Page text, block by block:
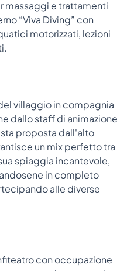
massaggi e trattamenti
“Viva Diving” con
motorizzati, lezioni
villaggio in compagnia
dallo staff di animazione
proposta dall'alto
un mix perfetto tra
spiaggia incantevole,
in completo
alle diverse
con occupazione